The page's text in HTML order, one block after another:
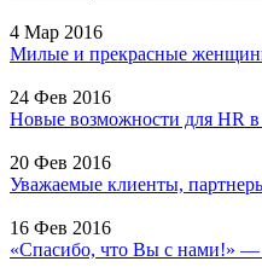
4 Мар 2016
Милые и прекрасные
24 Фев 2016
Новые возможности для HR
20 Фев 2016
Уважаемые клиенты,
16 Фев 2016
«Спасибо, что Вы с нами!» —